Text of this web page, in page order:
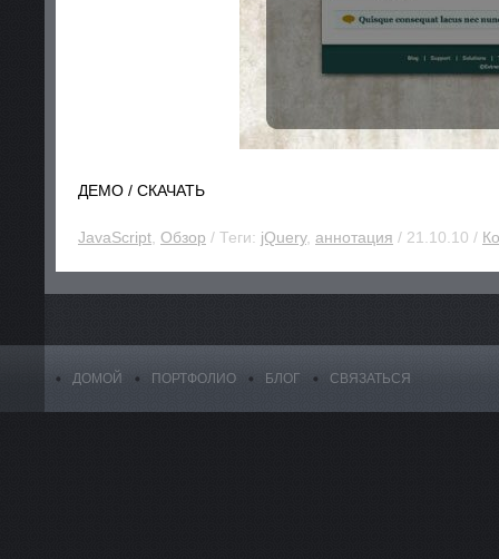
ДЕМО / СКАЧАТЬ
JavaScript Обзор / Теги: jQuery, аннотация / 21.10.10 /
ДОМОЙ ПОРТФОЛИО БЛОГ СВЯЗАТЬСЯ